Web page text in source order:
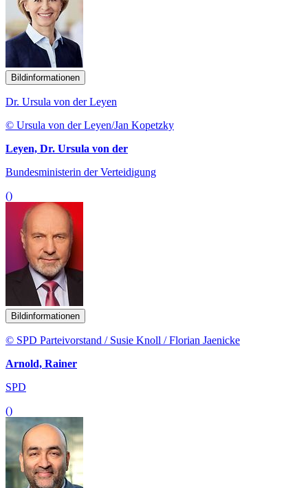
Bildinformationen
Dr. Ursula von der Leyen
© Ursula von der Leyen/Jan Kopetzky
Leyen, Dr. Ursula von der
Bundesministerin der Verteidigung
()
Bildinformationen
© SPD Parteivorstand / Susie Knoll / Florian Jaenicke
Arnold, Rainer
SPD
()